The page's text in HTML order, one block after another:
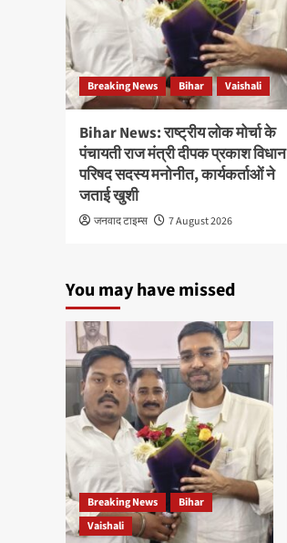
Breaking News Bihar Vaishali
Bihar News: राष्ट्रीय लोक मोर्चा के
पंचायती राज मंत्री दीपक प्रकाश विधान
परिषद सदस्य मनोनीत, कार्यकर्ताओं ने
जताई खुशी
जनवाद टाइम्स 7 August 2026
You may have missed
Breaking News
Bihar
Vaishali